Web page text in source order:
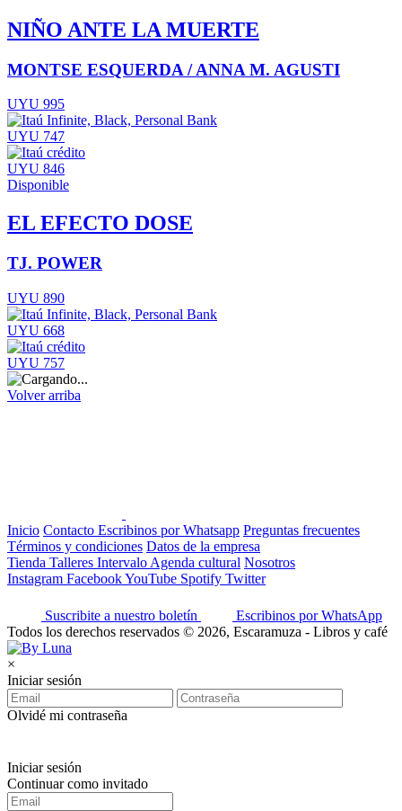
NIÑO ANTE LA MUERTE
MONTSE ESQUERDA / ANNA M. AGUSTI
UYU 995
UYU 747
UYU 846
Disponible
EL EFECTO DOSE
TJ. POWER
UYU 890
UYU 668
UYU 757
Volver arriba
Inicio Contacto Escribinos por Whatsapp Preguntas frecuentes
Términos y condiciones Datos de la empresa
Tienda Talleres Intervalo Agenda cultural Nosotros
Instagram FacebookYouTube Spotify Twitter
Suscribite a nuestro boletín
Escribinos por WhatsApp
Todos los derechos reservados © 2026, Escaramuza - Libros y café
×
Iniciar sesión
Olvidé mi contraseña
Iniciar sesión
Continuar como invitado